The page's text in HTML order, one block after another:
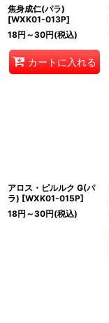
焦身成仁(パラ)
[WXK01-013P]
18円 ～30円(税込)
カートに入れる
アロス・ピルルク G(パ
ラ) [WXK01-015P]
18円 ～30円(税込)